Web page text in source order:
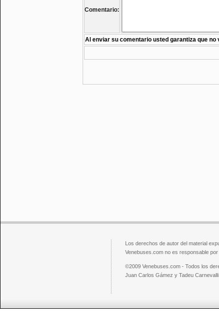
Comentario:
Al enviar su comentario usted garantiza que no
Los derechos de autor del material
Venebuses.com no es responsable
©2009 Venebuses.com - Todos los
Juan Carlos Gámez y Tadeu Carnevalli